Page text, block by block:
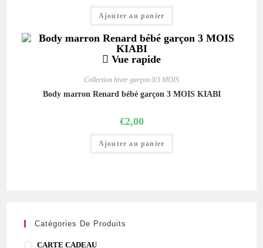
Ajouter au panier
Vue rapide
Collection hiver garçon 0/3 MOIS
Body marron Renard bébé garçon 3 MOIS KIABI
€2,00
Ajouter au panier
Catégories De Produits
CARTE CADEAU